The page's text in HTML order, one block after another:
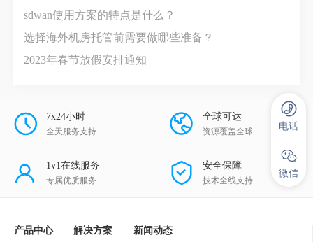
sdwan使用方案的特点是什么？
选择海外机房托管前需要做哪些准备？
2023年春节放假安排通知
7x24小时
全天服务支持
全球可达
资源覆盖全球
1v1在线服务
专属优质服务
安全保障
技术全线支持
产品中心 解决方案 新闻动态
电话
微信